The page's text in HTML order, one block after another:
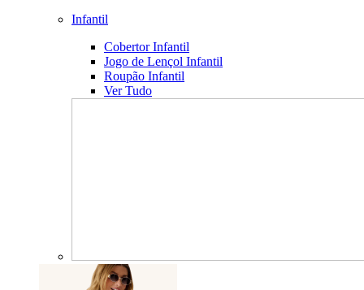
Infantil
Cobertor Infantil
Jogo de Lençol Infantil
Roupão Infantil
Ver Tudo